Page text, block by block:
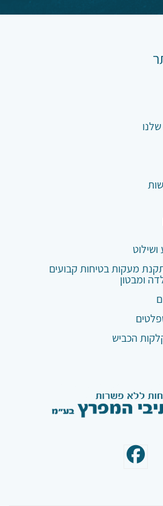
מעקות בטיחות קבועים
ומבטון
הכביש